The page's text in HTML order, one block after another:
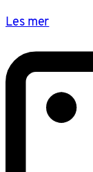
Les mer